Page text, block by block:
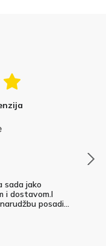
sada jako
i dostavom.I
posadi...